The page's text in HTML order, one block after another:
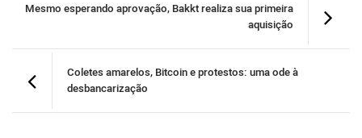
Mesmo esperando aprovação, Bakkt realiza sua primeira
aquisição
Coletes amarelos, Bitcoin e protestos: uma ode à
desbancarização